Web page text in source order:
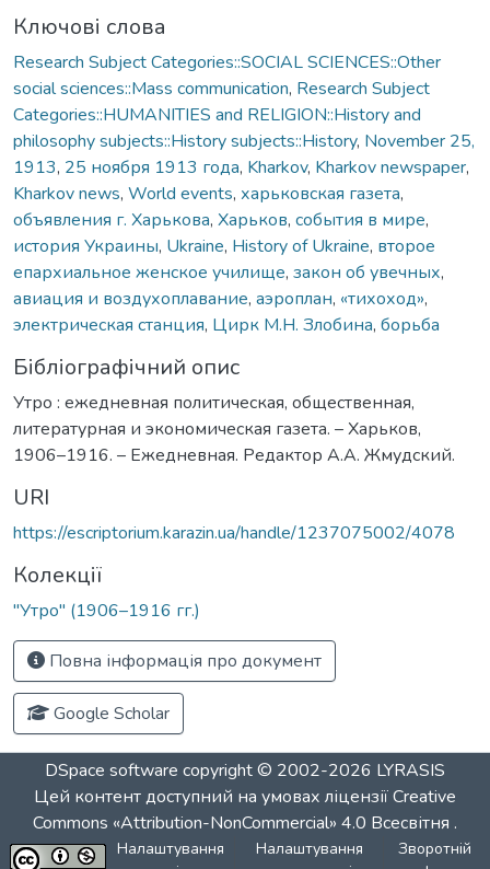
Ключові слова
Research Subject Categories::SOCIAL SCIENCES::Other
social sciences::Mass communication, Research Subject
Categories::HUMANITIES and RELIGION::History and
philosophy subjects::History subjects::History, November 25,
1913, 25 ноября 1913 года, Kharkov, Kharkov newspaper,
Kharkov news, World events, харьковская газета,
объявления г. Харькова, Харьков, события в мире,
история Украины, Ukraine, History of Ukraine, второе
епархиальное женское училище, закон об увечных,
авиация и воздухоплавание, аэроплан, «тихоход»,
электрическая станция, Цирк М.Н. Злобина, борьба
Бібліографічний опис
Утро : ежедневная политическая, общественная,
литературная и экономическая газета. – Харьков,
1906–1916. – Ежедневная. Редактор А.А. Жмудский.
URI
https://escriptorium.karazin.ua/handle/1237075002/4078
Колекції
"Утро" (1906–1916 гг.)
Повна інформація про документ
Google Scholar
DSpace software copyright © 2002-2026 LYRASIS
Цей контент доступний на умовах ліцензіїCreative
Commons «Attribution-NonCommercial» 4.0 Всесвітня .
Налаштування
Налаштування
Зворотній